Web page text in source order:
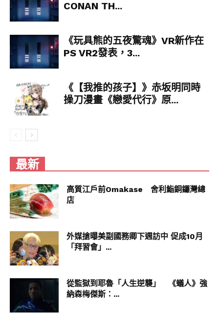
CONAN TH...
《玩具熊的五夜驚魂》VR新作在
PS VR2發表，3...
《【我推的孩子】》赤坂明同時
操刀漫畫《戀愛代行》原...
最新
高質江戶前Omakase 舍利鮨銅鑼灣總
店
外媒搶曝美副國務卿下週訪中 促成10月
「拜習會」...
從監獄到耶魯「人生逆襲」 《蟻人》強
納森梅傑斯：...